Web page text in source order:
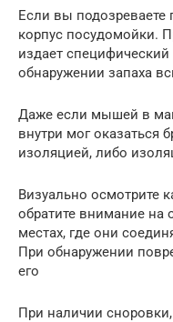
Если вы подозреваете
корпус посудомойки.
издает
обнаружении запаха
Даже если мышей в
внутри мог оказаться
изоляцией, либо
Визуально осмотрите
обратите внимание на
местах, где они
При обнаружении
его
При наличии